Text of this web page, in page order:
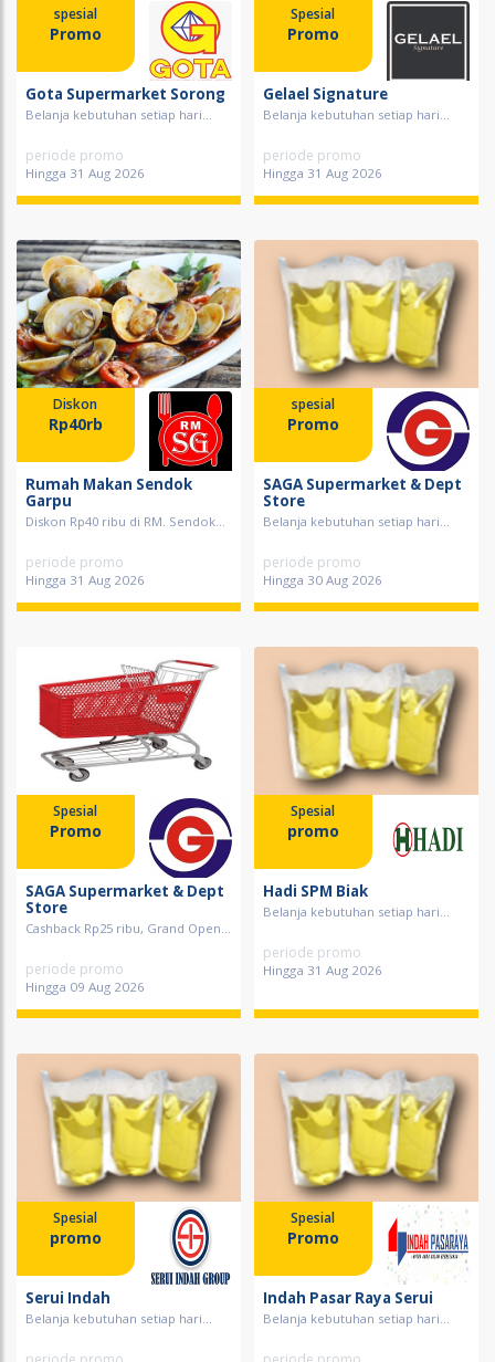
spesial
Promo
Gota Supermarket Sorong
Belanja kebutuhan setiap hari...
periode promo
Hingga 31 Aug 2026
Spesial
Promo
Gelael Signature
Belanja kebutuhan setiap hari...
periode promo
Hingga 31 Aug 2026
Diskon
Rp40rb
Rumah Makan Sendok
Garpu
Diskon Rp40 ribu di RM. Sendok...
periode promo
Hingga 31 Aug 2026
spesial
Promo
SAGA Supermarket & Dept
Store
Belanja kebutuhan setiap hari...
periode promo
Hingga 30 Aug 2026
Spesial
Promo
SAGA Supermarket & Dept
Store
Cashback Rp25 ribu, Grand Open...
periode promo
Hingga 09 Aug 2026
Spesial
promo
Hadi SPM Biak
Belanja kebutuhan setiap hari...
periode promo
Hingga 31 Aug 2026
Spesial
promo
Serui Indah
Belanja kebutuhan setiap hari...
Spesial
Promo
Indah Pasar Raya Serui
Belanja kebutuhan setiap hari...